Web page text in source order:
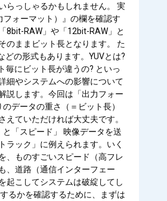
らっしゃるかもしれません。 実
ォーマット）』の欄を確認す
8bit-RAW」や「12bit-RAW」と
のままビット長となります。 た
どの形式もあります。YUVとは?
毎にビット長が違うの? といっ
細やシステムへの影響について
説します。今回は「出力フォー
データの重さ（＝ビット長）
えていただければ大丈夫です。
「スピード」 映像データを送
ラック」に例えられます。いく
、ものすごいスピード（高フレ
、道路（通信インターフェー
起こしてシステムは破綻してし
るかを確認するために、まずは